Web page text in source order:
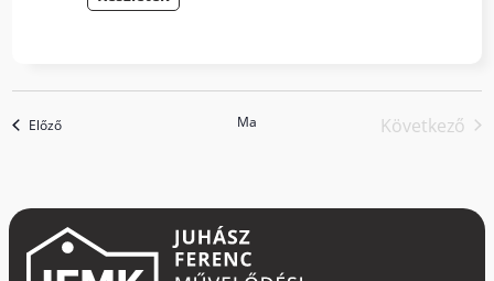
Előzőesemények Ma
Következő